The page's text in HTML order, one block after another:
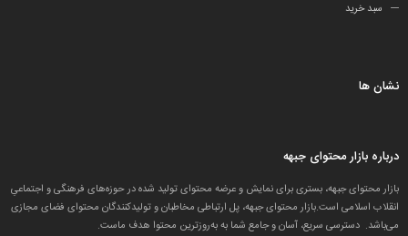
سبد خرید
نشان ها
درباره بازار محتوای جبهه
بازار محتوای جبهه، بستری برای نمایش و عرضه محتوای تولید شده در حوزه‌های فرهنگی و اجتماعیِ
انقلاب اسلامی است.بازار محتوای جبهه، پل ارتباطی مخاطبان و تولید‌کنندگان محتوای فضای مجازی
می‌باشد. دسترسی سریع، آسان و جامع شما به به‌روزترین محتوا هدف ماست.